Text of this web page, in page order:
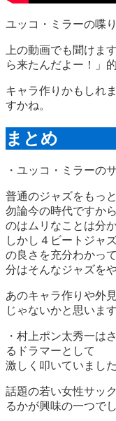
ユッコ・ミラーの喋り
上の動画でも聞けま
ら来たんだよー！」
キャラ作りかもしれ
すかね。
まとめ
・ユッコ・ミラーの
普通のジャズをもっ
勿論今の時代ですか
のはムリなことは分
しかし４ビートジャ
の良さを充分わかっ
分はそんなジャズを
あのキャラ作りや外
じゃないかと思います
・村上ポン太秀一は
るドラマーとして
激しく叩いていました
話題の若い女性サッ
るかが興味の一つで